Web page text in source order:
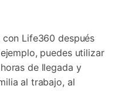
Life360 después
puedes utilizar
de llegada y
al trabajo, al